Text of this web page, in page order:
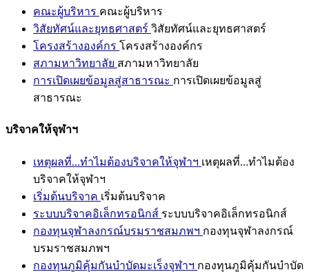
คณะผู้บริหาร คณะผู้บริหาร
วิสัยทัศน์และยุทธศาสตร์ วิสัยทัศน์และยุทธศาสตร์
โครงสร้างองค์กร โครงสร้างองค์กร
สภามหาวิทยาลัย สภามหาวิทยาลัย
การเปิดเผยข้อมูลสู่สาธารณะ การเปิดเผยข้อมูลสู่
สาธารณะ
บริจาคให้จุฬาฯ
เหตุผลที่...ทำไมต้องบริจาคให้จุฬาฯ เหตุผลที่...ทำไมต้อง
บริจาคให้จุฬาฯ
เริ่มต้นบริจาค เริ่มต้นบริจาค
ระบบบริจาคอิเล็กทรอนิกส์ ระบบบริจาคอิเล็กทรอนิกส์
กองทุนจุฬาลงกรณ์บรมราชสมภพฯ กองทุนจุฬาลงกรณ์
บรมราชสมภพฯ
กองทุนภูมิคุ้มกันบำบัดมะเร็งจุฬาฯ กองทุนภูมิคุ้มกันบำบัด